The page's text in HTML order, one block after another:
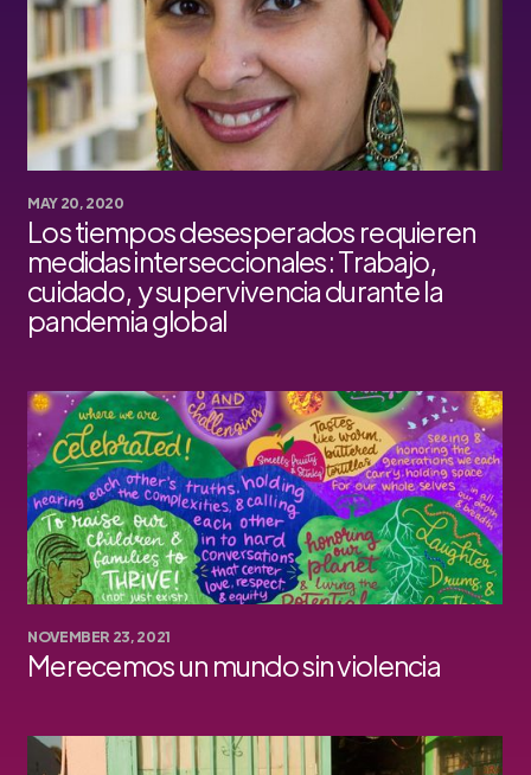
MAY 20, 2020
Los tiempos desesperados requieren
medidas interseccionales: Trabajo,
cuidado, y supervivencia durante la
pandemia global
NOVEMBER 23, 2021
Merecemos un mundo sin violencia